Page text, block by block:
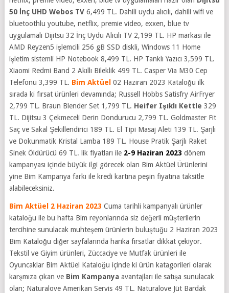
50 İnç UHD Webos TV6,499 TL. Dahili uydu alıcılı, dahili wifi ve
bluetoothlu youtube, netflix, premie video, exxen, blue tv
uygulamalı Dijitsu 32 İnç Uydu Alıcılı TV 2,199 TL. HP markası ile
AMD Reyzen5 işlemcili 256 gB SSD diskli, Windows 11 Home
işletim sistemli HP Notebook 8,499 TL. HP Tanklı Yazıcı 3,599 TL.
Xiaomi Redmi Band 2 Akıllı Bileklik 499 TL. Casper Via M30 Cep
Telefonu 3,399 TL. Bim Aktüel 02 Haziran 2023 Kataloğu ilk
sırada ki fırsat ürünleri devamında; Russell Hobbs Satisfry AirFryer
2,799 TL. Braun Blender Set 1,799 TL. Heifer Işıklı Kettle 329
TL. Dijitsu 3 Çekmeceli Derin Dondurucu 2,799 TL. Goldmaster Fit
Saç ve Sakal Şekillendirici 189 TL. El Tipi Masaj Aleti 139 TL. Şarjlı
ve Dokunmatik Kristal Lamba 189 TL. House Pratik Şarjlı Raket
Sinek Öldürücü 69 TL. lik fiyatları ile 2-9 Haziran 2023 dönem
kampanyası içinde büyük ilgi görecek olan Bim Aktüel Ürünlerini
yine Bim Kampanya farkı ile kredi kartına peşin fiyatına taksitle
alabileceksiniz.
Bim Aktüel 2 Haziran 2023 Cuma tarihli kampanyalı ürünler
kataloğu ile bu hafta Bim reyonlarında siz değerli müşterilerin
tercihine sunulacak muhteşem ürünlerin buluştuğu 2 Haziran 2023
Bim Kataloğu diğer sayfalarında harika fırsatlar dikkat çekiyor.
Tekstil ve Giyim ürünleri, Züccaciye ve Mutfak ürünleri ile
Oyuncaklar Bim Aktüel Kataloğu içinde ki ürün katagorileri olarak
karşmıza çıkan ve Bim Kampanya avantajları ile satışa sunulacak
olan; Naturalove Amerikan Servis 49 TL. Naturalove Jüt Bardak